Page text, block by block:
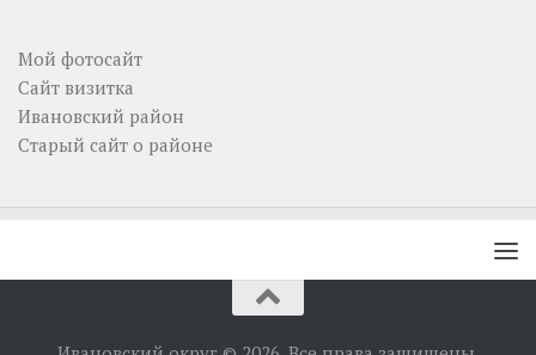
Мой фотосайт
Сайт визитка
Ивановский район
Старый сайт о районе